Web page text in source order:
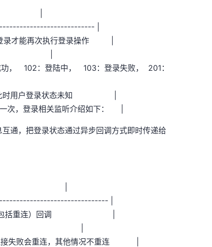
|
|
录才能再次执行登录操作 |
录 |
， 102：登陆中， 103：登录失败， 201：
，此时用户登录状态未知 |
次，登录相关监听介绍如下： |
通，把登录状态通过异步回调方式即时传递给
描述 |
|
时（包括重连）回调 |
连接成功 |
接失败会重连，其他情况不重连 |